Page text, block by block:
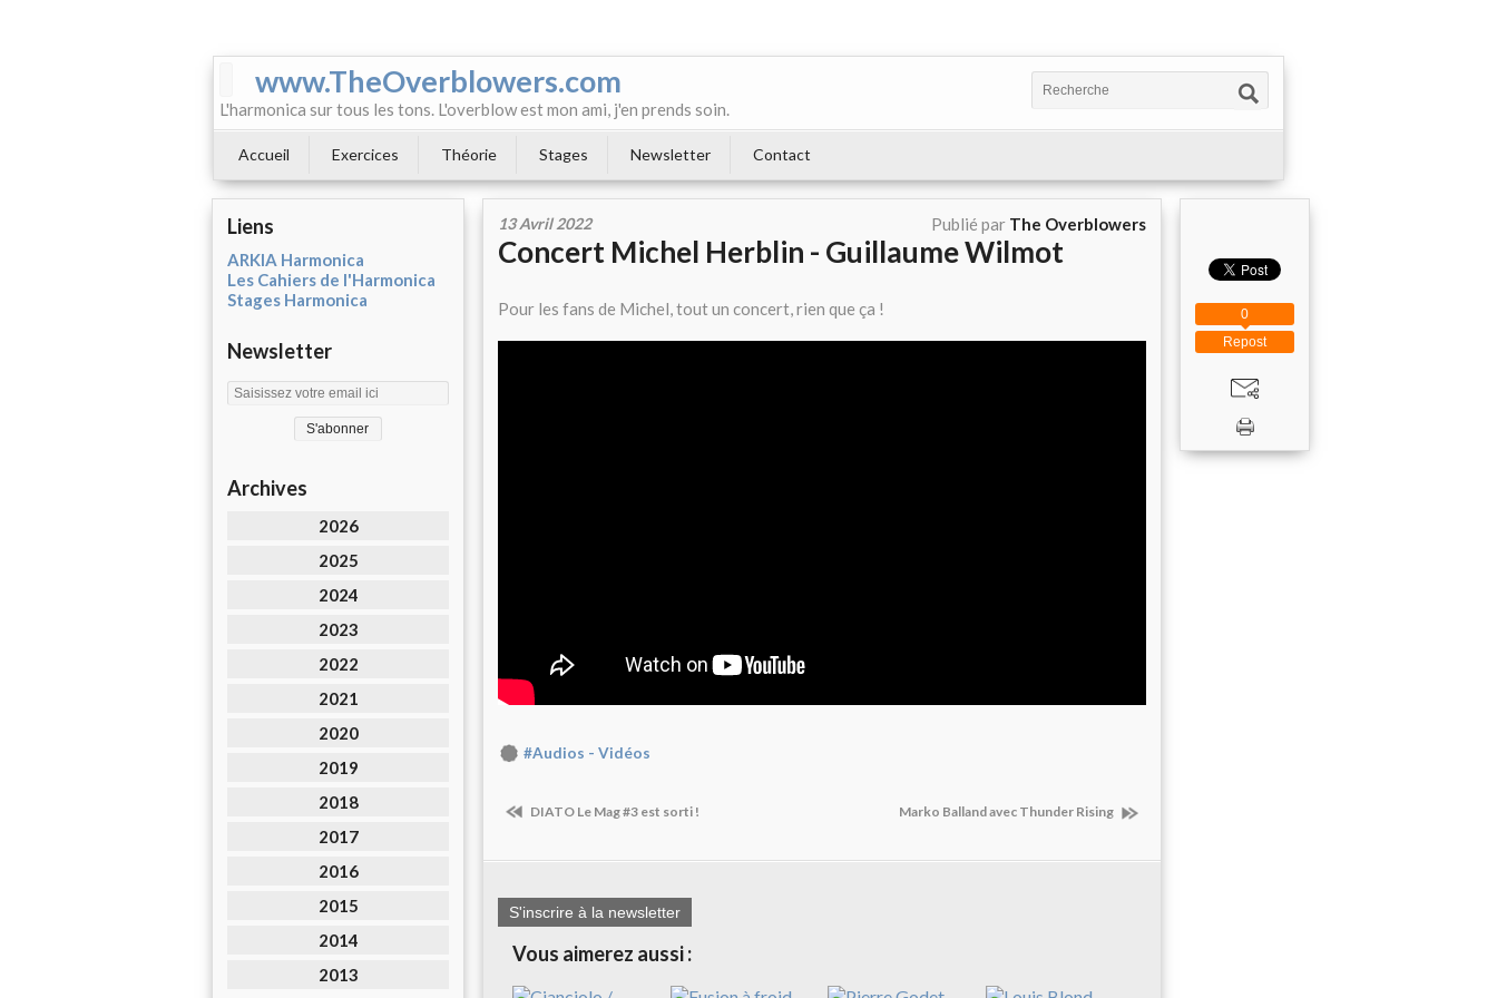
www.TheOverblowers.com
L'harmonica sur tous les tons. L'overblow est mon ami, j'en prends soin.
Accueil Exercices Théorie Stages Newsletter Contact
Liens
ARKIA Harmonica
Les Cahiers de l'Harmonica
Stages Harmonica
Newsletter
Archives
2026
2025
2024
2023
2022
2021
2020
2019
2018
2017
2016
2015
2014
2013
13 Avril 2022 Publié par The Overblowers
Concert Michel Herblin - Guillaume Wilmot
Pour les fans de Michel, tout un concert, rien que ça !
#Audios - Vidéos
DIATO Le Mag #3 est sorti ! Marko Balland avec Thunder Rising
S'inscrire à la newsletter
Vous aimerez aussi :
Repost
0